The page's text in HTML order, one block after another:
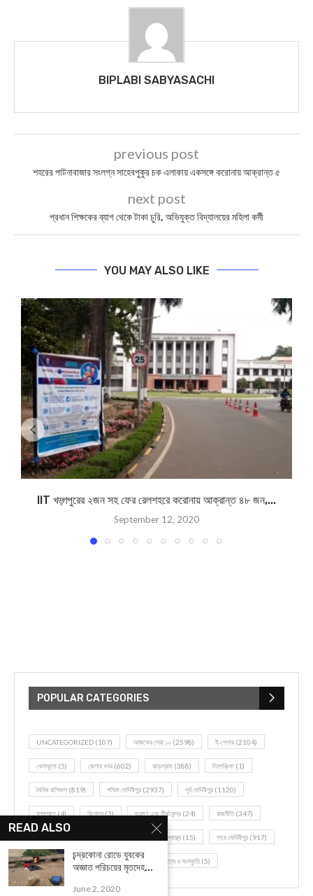
BIPLABI SABYASACHI
previous post
শহরের পাটনাবাজার সংলগ্ন সাহেবপুকুর চক এলাকায় একসঙ্গে করোনায় আক্রান্ত ৫
next post
প্রধান শিক্ষকের ব্যাগ থেকে টাকা চুরি, অভিযুক্ত বিদ্যালয়ের মহিলা কর্মী
YOU MAY ALSO LIKE
IIT খড়্গপুরের ২জন সহ ফের রেলশহরে করোনায় আক্রান্ত ৪৮ জন,...
September 12, 2020
POPULAR CATEGORIES
UNCATEGORIZED (107) আজকের সেরা ১০ (2598) ই-পেপার (2104)
খেলাধূলো (5) জেলার খবর (602) ঝাড়গ্রাম (388) দিনপঞ্জিকা (1)
দৈনিক রাশিফল (819) পশ্চিম মেদিনীপুর (2937) পূর্ব মেদিনীপুর (1120)
বন্যপ্রাণ (4) বিনোদন(3) ভ্রমণ এবং তীর্থকেন্দ্র (24) রাজনীতি(347)
শরীর স্বাস্থ্য (15) শহর মেদিনীপুর (917)
শিক্ষা ব্যবস্থা (75) সম্পাদকীয় (20) সাহিত্য ও সংস্কৃতি(5)
READ ALSO
চন্দ্রকোনা রোডে যুবকের
অজ্ঞাত পরিচয়ের মৃতদেহ...
June 2, 2020